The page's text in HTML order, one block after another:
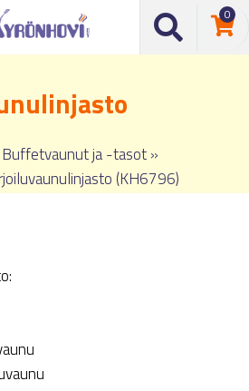
0
Buffetvaunut ja -tasot»
(KH6796)